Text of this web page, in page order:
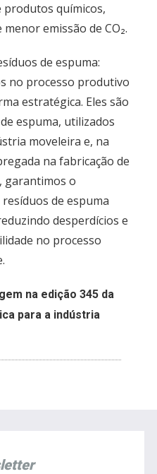
produtos químicos,
emissão de CO₂.
de espuma:
no processo produtivo
estratégica. Eles são
espuma, utilizados
moveleira e, na
na fabricação de
garantimos o
de espuma
desperdícios e
no processo
na edição 345 da
para a indústria